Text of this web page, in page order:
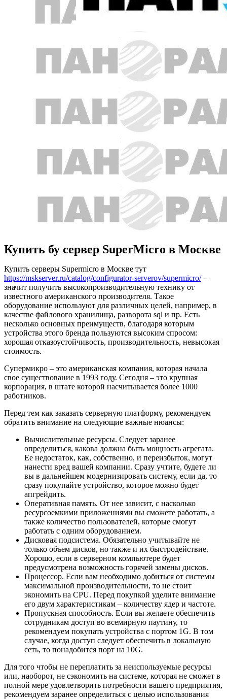
Купить бу сервер SuperMicro в Москве
Купить серверы Supermicro в Москве тут
https://mskserver.ru/catalog/configurator-serverov/supermicro/–
значит получить высокопроизводительную технику от
известного американского производителя. Такое
оборудование используют для различных целей, например, в
качестве файлового хранилища, разворота sql и пр. Есть
несколько основных преимуществ, благодаря которым
устройства этого бренда пользуются высоким спросом:
хорошая отказоустойчивость, производительность, невысокая
стоимость.
Супермикро – это американская компания, которая начала
свое существование в 1993 году. Сегодня – это крупная
корпорация, в штате которой насчитывается более 1000
работников.
Перед тем как заказать серверную платформу, рекомендуем
обратить внимание на следующие важные нюансы:
Вычислительные ресурсы. Следует заранее
определиться, какова должна быть мощность агрегата.
Ее недостаток, как, собственно, и переизбыток, могут
нанести вред вашей компании. Сразу учтите, будете ли
вы в дальнейшем модернизировать систему, если да, то
сразу покупайте устройство, которое можно будет
апгрейдить.
Оперативная память. От нее зависит, с насколько
ресурсоемкими приложениями вы сможете работать, а
также количество пользователей, которые смогут
работать с одним оборудованием.
Дисковая подсистема. Обязательно учитывайте не
только объем дисков, но также и их быстродействие.
Хорошо, если в серверном компьютере будет
предусмотрена возможность горячей замены дисков.
Процессор. Если вам необходимо добиться от системы
максимальной производительности, то не стоит
экономить на CPU. Перед покупкой уделите внимание
его двум характеристикам – количеству ядер и частоте.
Пропускная способность. Если вы желаете обеспечить
сотрудникам доступ во всемирную паутину, то
рекомендуем покупать устройства с портом 1G. В том
случае, когда доступ следует обеспечить в локальную
сеть, то понадобится порт на 10G.
Для того чтобы не переплатить за неиспользуемые ресурсы
или, наоборот, не сэкономить на системе, которая не сможет в
полной мере удовлетворить потребности вашего предприятия,
рекомендуем заранее определиться с целью использования